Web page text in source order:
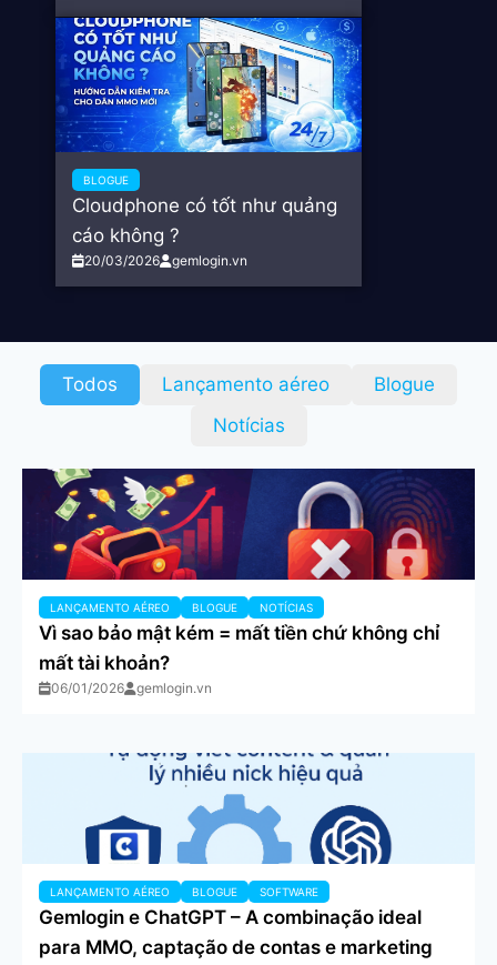
BLOGUE
Cloudphone có tốt như quảng
cáo không ?
20/03/2026 gemlogin.vn
Todos Lançamento aéreo
Blogue
Notícias
LANÇAMENTO AÉREO BLOGUE NOTÍCIAS
Vì sao bảo mật kém = mất tiền chứ không chỉ
mất tài khoản?
06/01/2026 gemlogin.vn
LANÇAMENTO AÉREO BLOGUE SOFTWARE
Gemlogin e ChatGPT – A combinação ideal
para MMO, captação de contas e marketing